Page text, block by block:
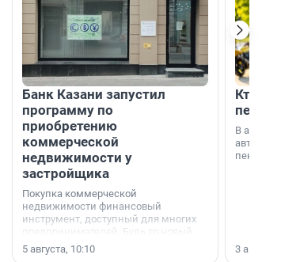
Банк Казани запустил
программу по
приобретению
коммерческой
недвижимости у
застройщика
Покупка коммерческой
недвижимости финансовый
инструмент, доступный для многих
предпринимателей. Будь то новый
офис, склад, торговое помещение
или готовый арендный бизнес —
5 августа, 10:10
Кто
В
пенсии.
3